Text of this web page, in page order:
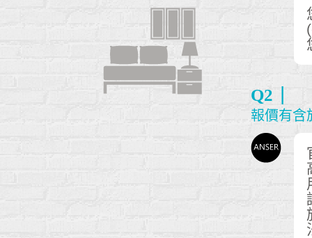
Q2
報價有含